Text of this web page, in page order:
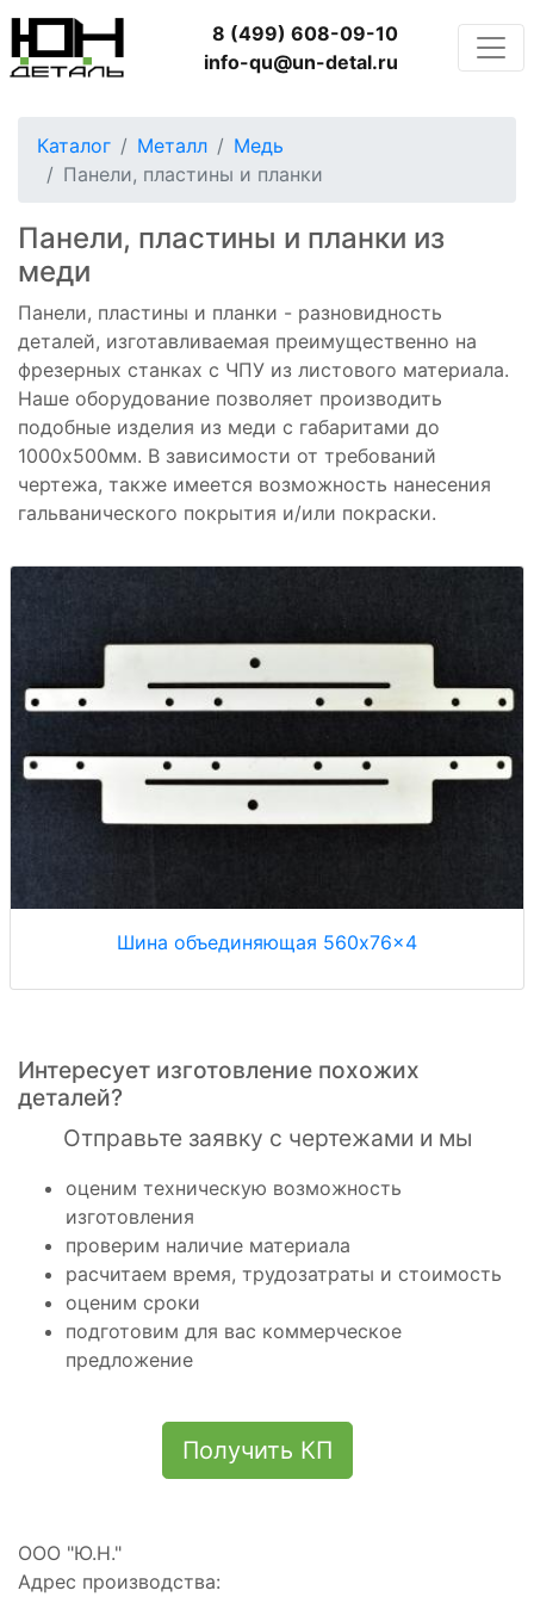
8 (499) 608-09-10
info-qu@un-detal.ru
Каталог Металл
Медь
Панели, пластины и планки
Панели, пластины и планки из
меди
Панели, пластины и планки - разновидность
деталей, изготавливаемая преимущественно на
фрезерных станках с ЧПУ из листового материала.
Наше оборудование позволяет производить
подобные изделия из меди с габаритами до
1000x500мм. В зависимости от требований
чертежа, также имеется возможность нанесения
гальванического покрытия и/или покраски.
Шина объединяющая 560x76x4
Интересует изготовление похожих
деталей?
Отправьте заявку с чертежами и мы
оценим техническую возможность
изготовления
проверим наличие материала
расчитаем время, трудозатраты и стоимость
оценим сроки
подготовим для вас коммерческое
предложение
Получить КП
ООО "Ю.Н."
Адрес производства: